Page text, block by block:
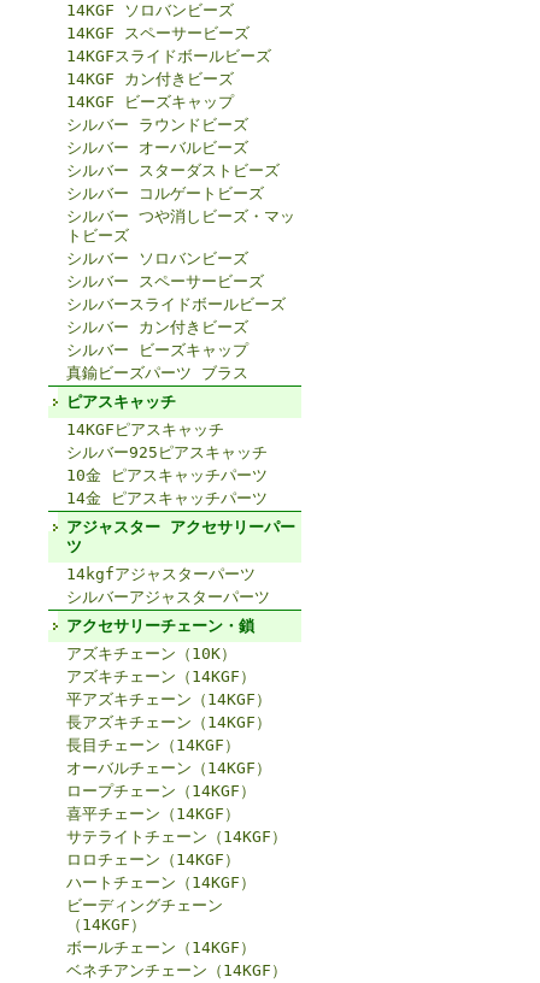
14KGF ソロバンビーズ
14KGF スペーサービーズ
14KGFスライドボールビーズ
14KGF カン付きビーズ
14KGF ビーズキャップ
シルバー ラウンドビーズ
シルバー オーバルビーズ
シルバー スターダストビーズ
シルバー コルゲートビーズ
シルバー つや消しビーズ・マッ
トビーズ
シルバー ソロバンビーズ
シルバー スペーサービーズ
シルバースライドボールビーズ
シルバー カン付きビーズ
シルバー ビーズキャップ
真鍮ビーズパーツ ブラス
ピアスキャッチ
14KGFピアスキャッチ
シルバー925ピアスキャッチ
10金 ピアスキャッチパーツ
14金 ピアスキャッチパーツ
アジャスター アクセサリーパー
ツ
14kgfアジャスターパーツ
シルバーアジャスターパーツ
アクセサリーチェーン・鎖
アズキチェーン（10K）
アズキチェーン（14KGF）
平アズキチェーン（14KGF）
長アズキチェーン（14KGF）
長目チェーン（14KGF）
オーバルチェーン（14KGF）
ロープチェーン（14KGF）
喜平チェーン（14KGF）
サテライトチェーン（14KGF）
ロロチェーン（14KGF）
ハートチェーン（14KGF）
ビーディングチェーン
（14KGF）
ボールチェーン（14KGF）
ベネチアンチェーン（14KGF）